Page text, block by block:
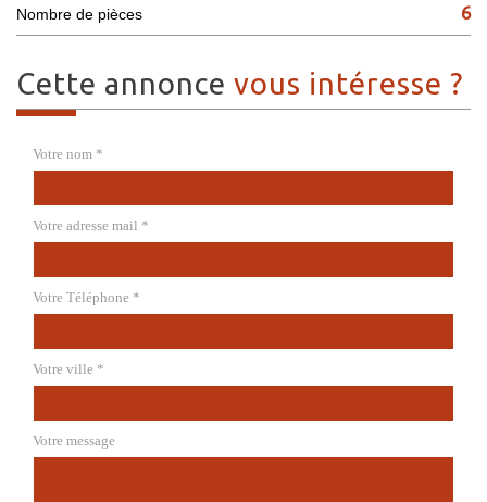
Nombre de pièces 6
cette annonce vous intéresse ?
Votre nom *
Votre adresse mail *
Votre Téléphone *
Votre ville *
Votre message